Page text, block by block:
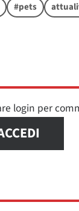
#pets
login per